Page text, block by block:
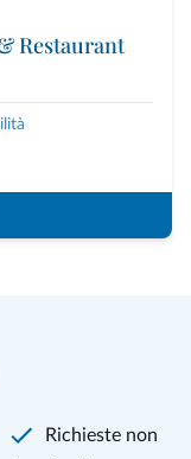
Restaurant
Richieste non